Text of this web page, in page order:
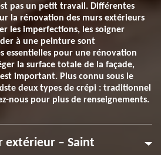
pas un petit travail. Différentes
la rénovation des murs extérieurs
les imperfections, les soigner
à une peinture sont
essentielles pour une rénovation
la surface totale de la façade,
important. Plus connu sous le
deux types de crépi : traditionnel
nous pour plus de renseignements.
extérieur – Saint